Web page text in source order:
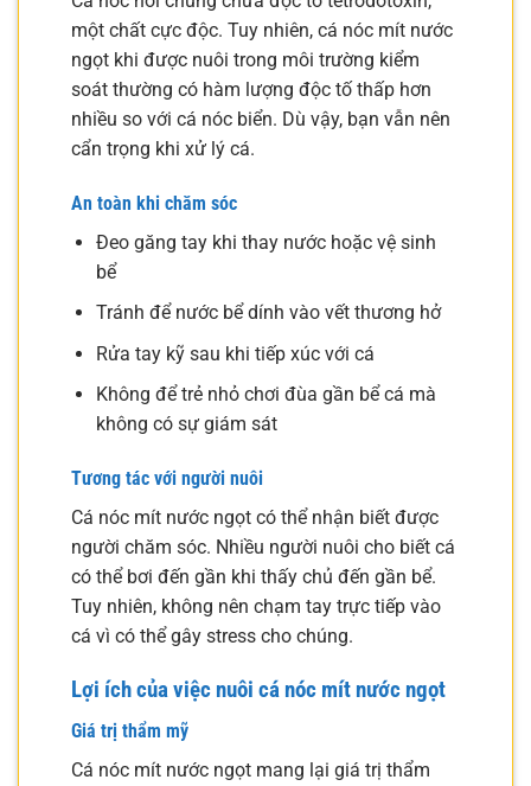
một chất cực độc. Tuy nhiên, cá nóc mít nước
ngọt khi được nuôi trong môi trường kiểm
soát thường có hàm lượng độc tố thấp hơn
nhiều so với cá nóc biển. Dù vậy, bạn vẫn nên
cẩn trọng khi xử lý cá.
An toàn khi chăm sóc
Đeo găng tay khi thay nước hoặc vệ sinh
bể
Tránh để nước bể dính vào vết thương hở
Rửa tay kỹ sau khi tiếp xúc với cá
Không để trẻ nhỏ chơi đùa gần bể cá mà
không có sự giám sát
Tương tác với người nuôi
Cá nóc mít nước ngọt có thể nhận biết được
người chăm sóc. Nhiều người nuôi cho biết cá
có thể bơi đến gần khi thấy chủ đến gần bể.
Tuy nhiên, không nên chạm tay trực tiếp vào
cá vì có thể gây stress cho chúng.
Lợi ích của việc nuôi cá nóc mít nước ngọt
Giá trị thẩm mỹ
Cá nóc mít nước ngọt mang lại giá trị thẩm